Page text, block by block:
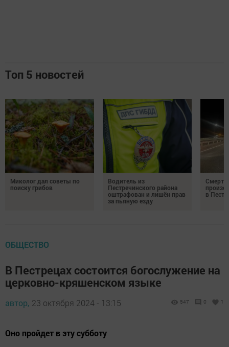
Топ 5 новостей
Миколог дал советы по
поиску грибов
Водитель из
Пестречинского района
оштрафован и лишён прав
за пьяную езду
в
ОБЩЕСТВО
В Пестрецах состоится богослужение на
церковно-кряшенском языке
автор, 23 октября 2024 - 13:15 547 0 1
Оно пройдет в эту субботу